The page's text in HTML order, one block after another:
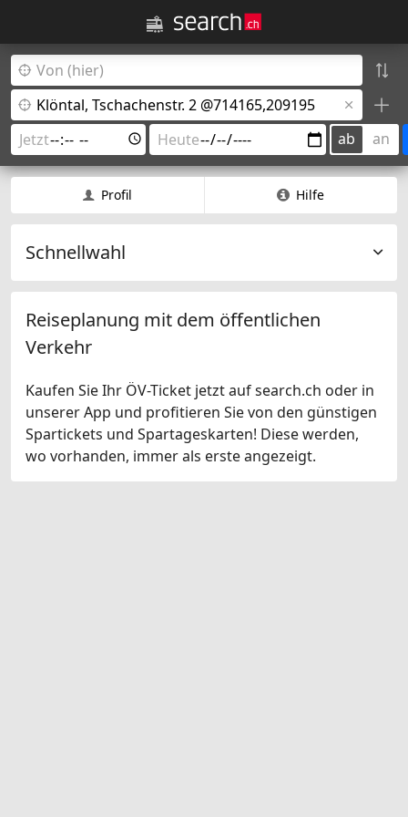
ab an
Profil Hilfe
Schnellwahl
Reiseplanung mit dem öffentlichen
Verkehr
Kaufen Sie Ihr ÖV-Ticket jetzt auf search.ch oder in
unserer App und profitieren Sie von den günstigen
Spartickets und Spartageskarten! Diese werden,
wo vorhanden, immer als erste angezeigt.